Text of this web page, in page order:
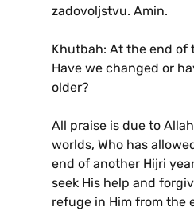
zadovoljstvu. Amin.
Khutbah: At the end of
Have we changed or
older?
All praise is due to
worlds, Who has
end of another Hijri
seek His help and
refuge in Him from the